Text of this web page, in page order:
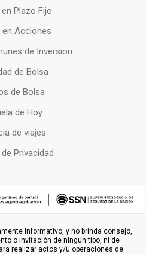
Plazo Fijo
en Acciones
de Inversion
de Bolsa
de Bolsa
de Hoy
de viajes
Privacidad
informativo, y no brinda consejo,
o invitación de ningún tipo, ni de
realizar actos y/u operaciones de